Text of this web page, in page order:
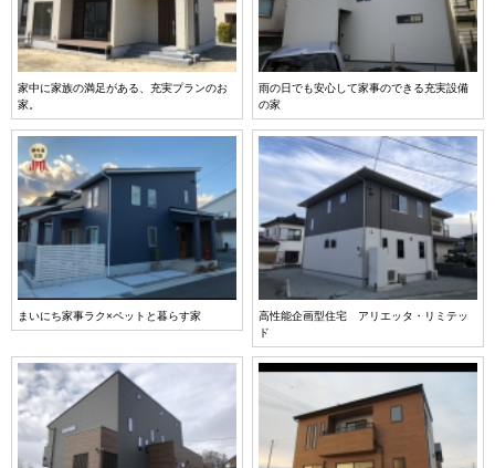
家中に家族の満足がある、充実プランのお
家。
雨の日でも安心して家事のできる充実設備
の家
まいにち家事ラク×ペットと暮らす家
高性能企画型住宅 アリエッタ・リミテッ
ド